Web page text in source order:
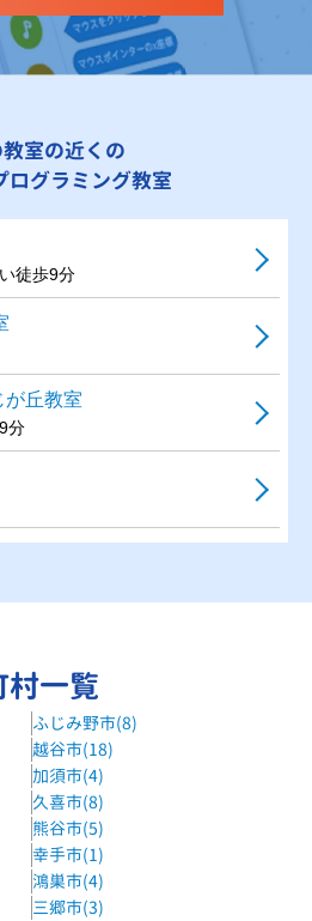
室の近くの
ログラミング教室
徒歩9分
が丘教室
分
一覧
ふじみ野市(8)
越谷市(18)
加須市(4)
久喜市(8)
熊谷市(5)
幸手市(1)
鴻巣市(4)
三郷市(3)